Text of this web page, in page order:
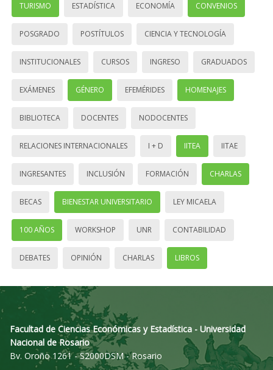
TURISMO ESTADÍSTICA ECONOMÍA CONVENIOS
POSGRADO POSTÍTULOS CIENCIA Y TECNOLOGÍA
INSTITUCIONALES CURSOS INGRESO GRADUADOS
EXÁMENES GÉNERO EFEMÉRIDES HOMENAJES
BIBLIOTECA DOCENTES NODOCENTES
RELACIONES INTERNACIONALES I + D IITEA IITAE
INGRESANTES INCLUSIÓN FORMACIÓN CHARLAS
BECAS BIENESTAR UNIVERSITARIO LEY MICAELA
100 AÑOS WORKSHOP UNR CONTABILIDAD
DEBATES OPINIÓN CHARLAS LIBROS
Facultad de Ciencias Económicas y Estadística - Universidad
Nacional de Rosario
Bv. Oroño 1261 - S2000DSM - Rosario